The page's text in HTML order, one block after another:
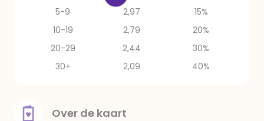
5-9
2,97
15%
10-19
2,79
20%
20-29
2,44
30%
30+
2,09 40%
Over de kaart